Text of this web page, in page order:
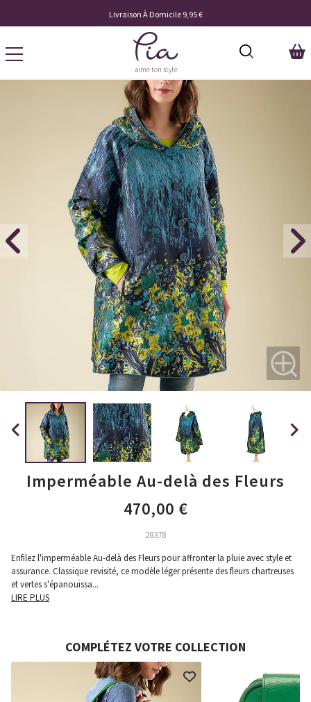
Livraison À Domicile 9,95 €
Imperméable Au-delà des Fleurs
470,00 €
28378
Enfilez l'imperméable Au-delà des Fleurs pour affronter la pluie avec style et
assurance. Classique revisité, ce modèle léger présente des fleurs chartreuses
et vertes s'épanouissa...
LIRE PLUS
COMPLÉTEZ VOTRE COLLECTION